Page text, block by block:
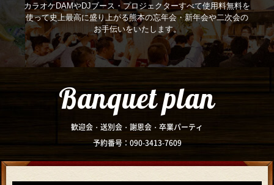
カラオケDAMやDJブース・プロジェクターすべて使用料無料を
使って史上最高に盛り上がる熊本の忘年会・新年会や二次会の
お手伝いをいたします。
Banquet plan
歓迎会・送別会・謝恩会・卒業パーティ
予約番号：090-3413-7609